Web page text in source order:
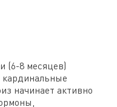
(6-8 месяцев)
кардинальные
начинает активно